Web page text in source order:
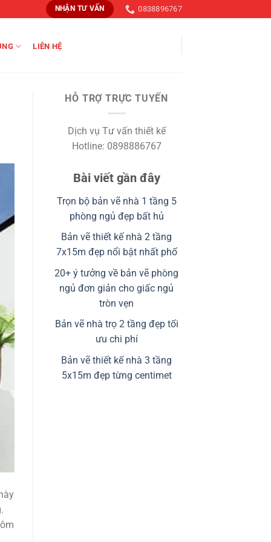
NHẬN TƯ VẤN 0838896767
LIÊN HỆ
HỖ TRỢ TRỰC TUYẾN
Dịch vụ Tư vấn thiết kế
Hotline: 0898886767
Bài viết gần đây
Trọn bộ bản vẽ nhà 1 tầng 5
phòng ngủ đẹp bất hủ
Bản vẽ thiết kế nhà 2 tầng
7x15m đẹp nổi bật nhất phố
20+ ý tưởng về bản vẽ phòng
ngủ đơn giản cho giấc ngủ
tròn vẹn
Bản vẽ nhà trọ 2 tầng đẹp tối
ưu chi phí
Bản vẽ thiết kế nhà 3 tầng
5x15m đẹp từng centimet